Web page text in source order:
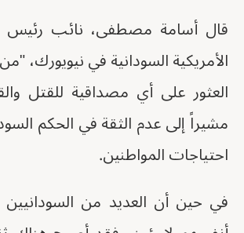
قال أسامة مصطفى، نائب رئيس
الأمريكية السودانية في نيويورك،
العثور على أي مصداقية للقتل
مشيراً إلى عدم الثقة في الحكم
احتياجات المواطنين.
في حين أن العديد من السودانيين